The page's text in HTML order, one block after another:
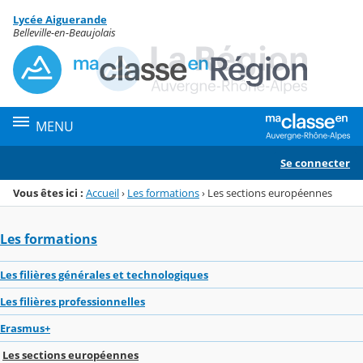
Menu de la rubrique
Contenu
Lycée Aiguerande
Belleville-en-Beaujolais
MENU
Se connecter
Vous êtes ici : Accueil› Les formations› Les sections européennes
Les formations
Les filières générales et technologiques
Les filières professionnelles
Erasmus+
Les sections européennes